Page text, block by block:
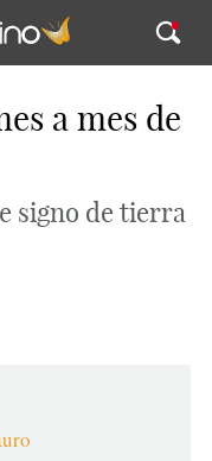
a mes de
signo de tierra